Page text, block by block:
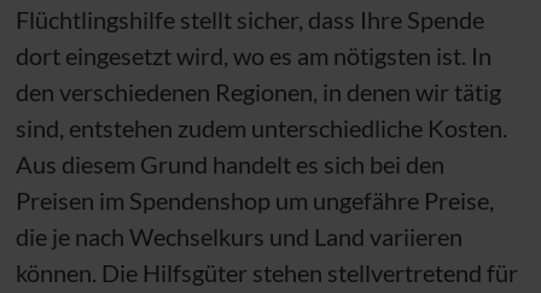
Flüchtlingshilfe stellt sicher, dass Ihre Spende
dort eingesetzt wird, wo es am nötigsten ist. In
den verschiedenen Regionen, in denen wir tätig
sind, entstehen zudem unterschiedliche Kosten.
Aus diesem Grund handelt es sich bei den
Preisen im Spendenshop um ungefähre Preise,
die je nach Wechselkurs und Land variieren
können. Die Hilfsgüter stehen stellvertretend für